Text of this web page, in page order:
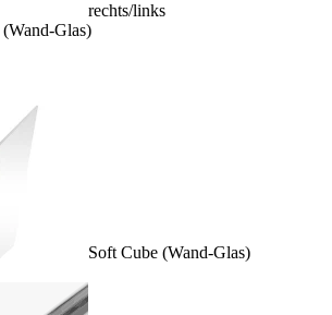
rechts/links
Glas)
Soft Cube (Wand-Glas)